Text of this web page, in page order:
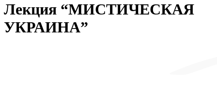
Лекция “МИСТИЧЕСКАЯ
УКРАИНА”